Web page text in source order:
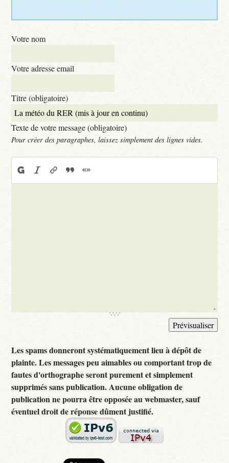
Votre nom
Votre adresse email
Titre (obligatoire)
Texte de votre message (obligatoire)
Pour créer des paragraphes, laissez simplement des lignes vides.
Les spams donneront systématiquement lieu à dépôt de
plainte. Les messages peu aimables ou comportant trop de
fautes d'orthographe seront purement et simplement
supprimés sans publication. Aucune obligation de
publication ne pourra être opposée au webmaster, sauf
éventuel droit de réponse dûment justifié.